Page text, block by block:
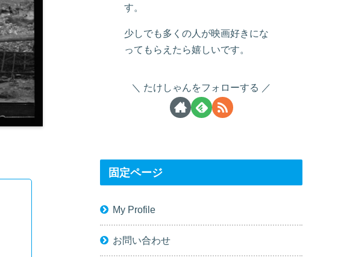
す。
少しでも多くの人が映画好きにな
ってもらえたら嬉しいです。
たけしゃんをフォローする
固定ページ
My Profile
お問い合わせ